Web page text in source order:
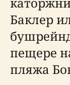
Баклер
пещере
пляжа